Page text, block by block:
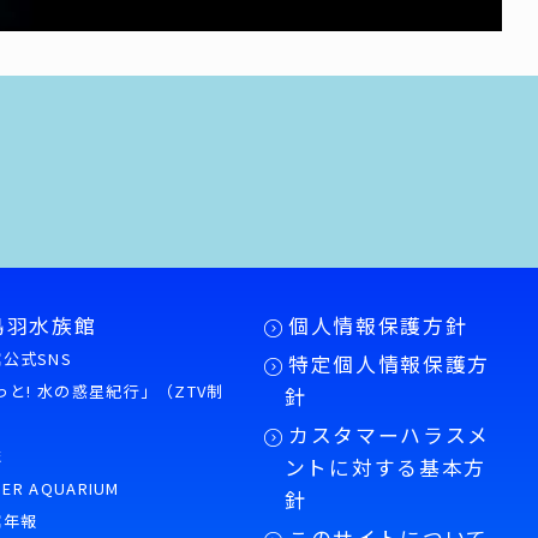
水族館
式SNS
と! 水の惑星紀行」（ZTV制
AQUARIUM
報
個人情報保護方針
特定個人情報保護方
針
カスタマーハラスメ
ントに対する基本方
針